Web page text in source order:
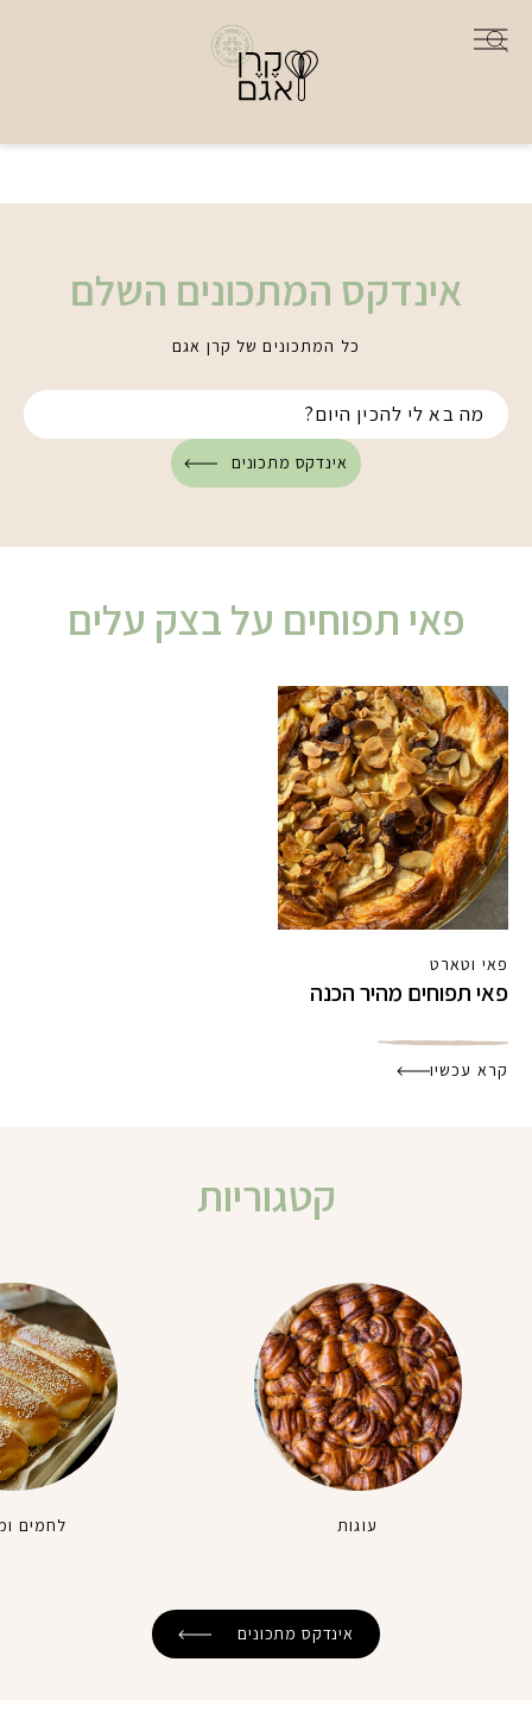
אינדקס המתכונים השלם
כל המתכונים של קרן אגם
אינדקס מתכונים
פאי תפוחים על בצק עלים
פאי וטארט
פאי תפוחים מהיר הכנה
קרא עכשיו
קטגוריות
עוגות לחמים
אינדקס מתכונים